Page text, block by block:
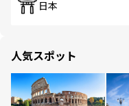
日本
人気スポット